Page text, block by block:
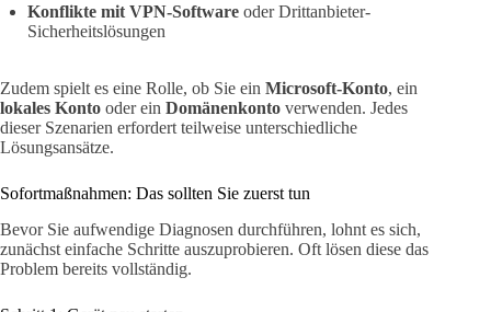
Konflikte mit VPN-Software oder Drittanbieter-
Sicherheitslösungen
Zudem spielt es eine Rolle, ob Sie ein Microsoft-Konto, ein
lokales Konto oder ein Domänenkonto verwenden. Jedes
dieser Szenarien erfordert teilweise unterschiedliche
Lösungsansätze.
Sofortmaßnahmen: Das sollten Sie zuerst tun
Bevor Sie aufwendige Diagnosen durchführen, lohnt es sich,
zunächst einfache Schritte auszuprobieren. Oft lösen diese das
Problem bereits vollständig.